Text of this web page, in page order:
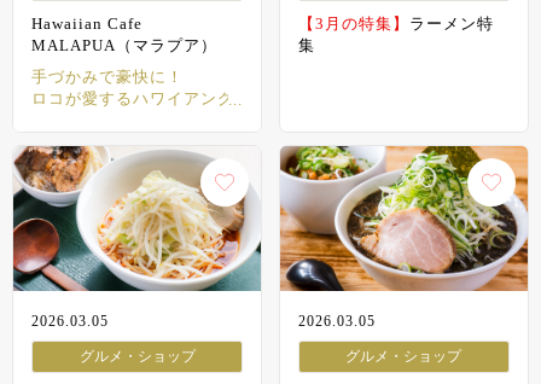
Hawaiian Cafe
MALAPUA（マラプア）
手づかみで豪快に！
ロコが愛するハワイアング
【3月の特集】 ラーメン特
集
2026.03.05
グルメ・ショップ
2026.03.05
グルメ・ショップ